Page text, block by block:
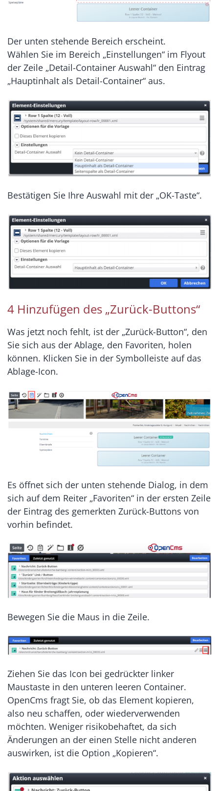
Der unten stehende Bereich erscheint.
Wählen Sie im Bereich „Einstellungen“ im Flyout
der Zeile „Detail-Container Auswahl“ den Eintrag
„Hauptinhalt als Detail-Container“ aus.
Bestätigen Sie Ihre Auswahl mit der „OK-Taste“.
4 Hinzufügen des „Zurück-Buttons“
Was jetzt noch fehlt, ist der „Zurück-Button“, den
Sie sich aus der Ablage, den Favoriten, holen
können. Klicken Sie in der Symbolleiste auf das
Ablage-Icon.
Es öffnet sich der unten stehende Dialog, in dem
sich auf dem Reiter „Favoriten“ in der ersten Zeile
der Eintrag des gemerkten Zurück-Buttons von
vorhin befindet.
Bewegen Sie die Maus in die Zeile.
Ziehen Sie das Icon bei gedrückter linker
Maustaste in den unteren leeren Container.
OpenCms fragt Sie, ob das Element kopieren,
also neu schaffen, oder wiederverwenden
möchten. Weniger risikobehaftet, da sich
Änderungen an der einen Stelle nicht anderen
auswirken, ist die Option „Kopieren“.